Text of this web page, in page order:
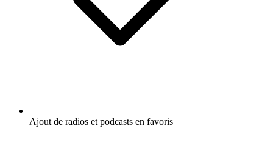
Ajout de radios et podcasts en favoris